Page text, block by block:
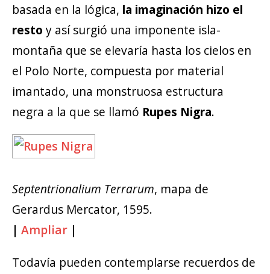
basada en la lógica, la imaginación hizo el
resto y así surgió una imponente isla-
montaña que se elevaría hasta los cielos en
el Polo Norte, compuesta por material
imantado, una monstruosa estructura
negra a la que se llamó Rupes Nigra.
Septentrionalium Terrarum, mapa de
Gerardus Mercator, 1595.
| Ampliar |
Todavía pueden contemplarse recuerdos de